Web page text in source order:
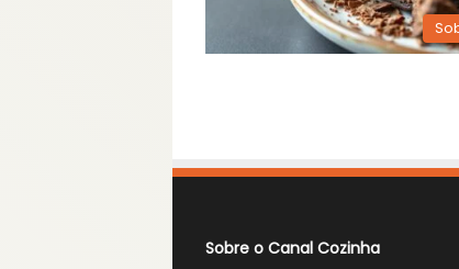
Sobre o Canal Cozinha